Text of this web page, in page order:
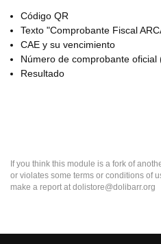
Código QR
Texto "Comprobante Fiscal
CAE y su vencimiento
Número de comprobante
Resultado
If you think this module is a fork of
or violates some terms or conditions of
make a report at dolistore@dolibarr.org